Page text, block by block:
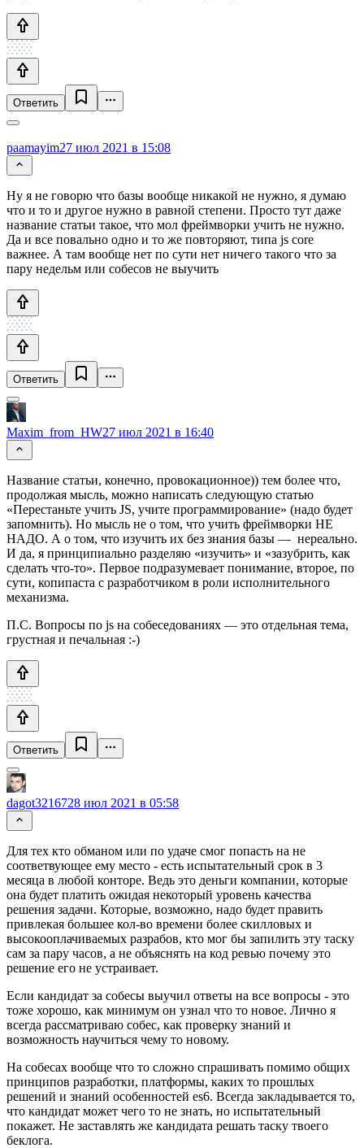
Ответить
paamayim27 июл 2021 в 15:08
Ну я не говорю что базы вообще никакой не нужно, я думаю
что и то и другое нужно в равной степени. Просто тут даже
название статьи такое, что мол фреймворки учить не нужно.
Да и все повально одно и то же повторяют, типа js core
важнее. А там вообще нет по сути нет ничего такого что за
пару недельм или собесов не выучить
Ответить
Maxim_from_HW27 июл 2021 в 16:40
Название статьи, конечно, провокационное)) тем более что,
продолжая мысль, можно написать следующую статью
«Перестаньте учить JS, учите программирование» (надо будет
запомнить). Но мысль не о том, что учить фреймворки НЕ
НАДО. А о том, что изучить их без знания базы — нереально.
И да, я принципиально разделяю «изучить» и «зазубрить, как
сделать что-то». Первое подразумевает понимание, второе, по
сути, копипаста с разработчиком в роли исполнительного
механизма.
П.С. Вопросы по js на собеседованиях — это отдельная тема,
грустная и печальная :-)
Ответить
dagot3216728 июл 2021 в 05:58
Для тех кто обманом или по удаче смог попасть на не
соответвующее ему место - есть испытательный срок в 3
месяца в любой конторе. Ведь это деньги компании, которые
она будет платить ожидая некоторый уровень качества
решения задачи. Которые, возможно, надо будет править
привлекая большее кол-во времени более скилловых и
высокооплачиваемых разрабов, кто мог бы запилить эту таску
сам за пару часов, а не объяснять на код ревью почему это
решение его не устраивает.
Если кандидат за собесы выучил ответы на все вопросы - это
тоже хорошо, как минимум он узнал что то новое. Лично я
всегда рассматриваю собес, как проверку знаний и
возможность научиться чему то новому.
На собесах вообще что то сложно спрашивать помимо общих
принципов разработки, платформы, каких то прошлых
решений и знаний особенностей es6. Всегда закладывается то,
что кандидат может чего то не знать, но испытательный
покажет. Не заставлять же кандидата решать таску твоего
беклога.